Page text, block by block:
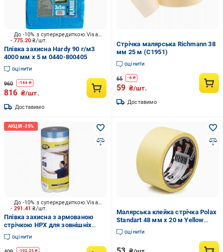
775.20₴/шт.
До -10% з суперкредиткою Visa Вигода
Плівка захисна Hardy 90 г/м3
4000 мм x 5 м 0440-800405
оцінити
960 -144 ₴
816 ₴/шт.
Доставимо
Стрічка малярська Richmann 38
мм 25 м (C1951)
оцінити
65 -6₴
59 ₴/шт.
Доставимо
291.41₴/шт.
До -10% з суперкредиткою Visa Вигода
Плівка захисна з армованою
стрічкою HPX для зовнішніх
робіт 2600 мм x 17 м PC2617
оцінити
-102.25 ₴
Малярська клейка стрічка Polax
Standart 48 мм х 20 м Yellow
(101-017)
оцінити